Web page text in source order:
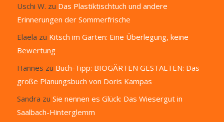
Uschi W. zu Das Plastiktischtuch und andere
Erinnerungen der Sommerfrische
Elaela zu Kitsch im Garten: Eine Überlegung, keine
Bewertung
Hannes zu Buch-Tipp: BIOGÄRTEN GESTALTEN: Das
große Planungsbuch von Doris Kampas
Sandra zu Sie nennen es Glück: Das Wiesergut in
Saalbach-Hinterglemm